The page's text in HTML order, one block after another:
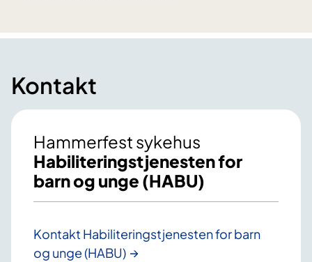
Kontakt
Hammerfest sykehus
Habiliteringstjenesten for
barn og unge (HABU)
Kontakt Habiliteringstjenesten for barn
og unge (HABU)